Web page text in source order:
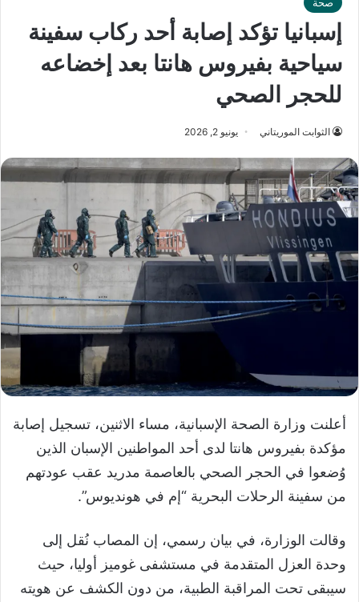
إسبانيا تؤكد إصابة أحد ركاب سفينة
سياحية بفيروس هانتا بعد إخضاعه
للحجر الصحي
الثوابت الموريتاني يونيو 2, 2026
أعلنت وزارة الصحة الإسبانية، مساء الاثنين، تسجيل إصابة
مؤكدة بفيروس هانتا لدى أحد المواطنين الإسبان الذين
وُضعوا في الحجر الصحي بالعاصمة مدريد عقب عودتهم
من سفينة الرحلات البحرية “إم في هونديوس”.
وقالت الوزارة، في بيان رسمي، إن المصاب نُقل إلى
وحدة العزل المتقدمة في مستشفى غوميز أوليا، حيث
سيبقى تحت المراقبة الطبية، من دون الكشف عن هويته